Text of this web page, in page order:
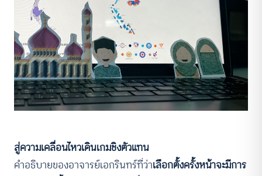
สู่ความเคลื่อนไหวเดินเกมชิงตัวแทน
คำอธิบายของอาจารย์เอกรินทร์ที่ว่าเลือกตั้งครั้งหน้าจะมีการ